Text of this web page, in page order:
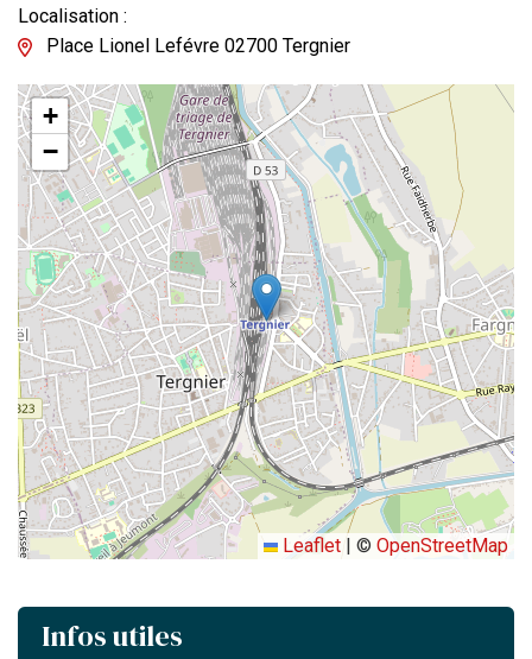
Localisation :
Place Lionel Lefévre 02700 Tergnier
+
−
Leaflet | © OpenStreetMap
Infos utiles